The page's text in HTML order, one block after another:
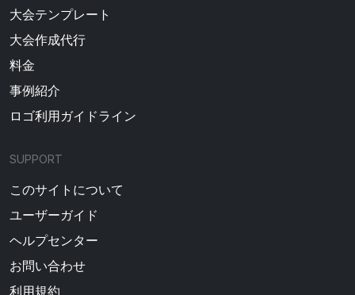
大会テンプレート
大会作成代行
料金
事例紹介
ロゴ利用ガイドライン
SUPPORT
このサイトについて
ユーザーガイド
ヘルプセンター
お問い合わせ
利用規約